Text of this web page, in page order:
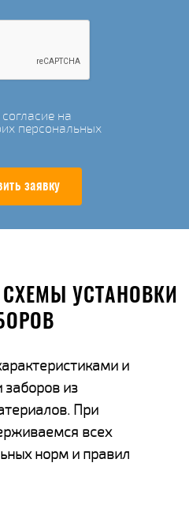
на
персональных
заявку
УСТАНОВКИ
и
заборов из
При
всех
норм и правил